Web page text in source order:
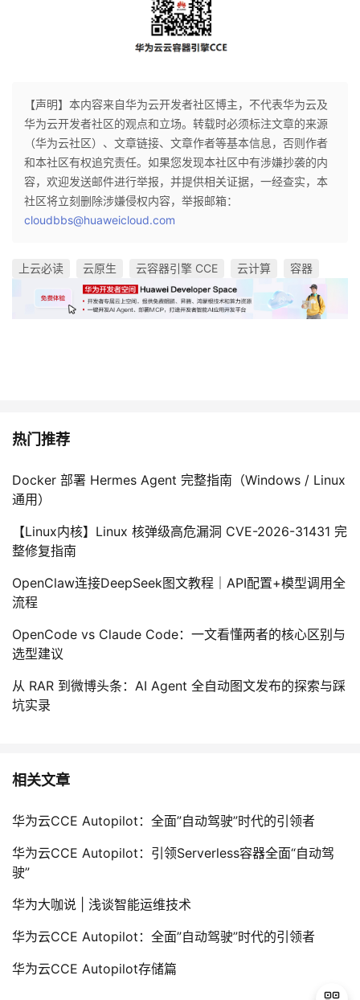
【声明】本内容来自华为云开发者社区博主，不代表华为云及
华为云开发者社区的观点和立场。转载时必须标注文章的来源
（华为云社区）、文章链接、文章作者等基本信息，否则作者
和本社区有权追究责任。如果您发现本社区中有涉嫌抄袭的内
容，欢迎发送邮件进行举报，并提供相关证据，一经查实，本
社区将立刻删除涉嫌侵权内容，举报邮箱：
cloudbbs@huaweicloud.com
上云必读 云原生 云容器引擎 CCE 云计算 容器
热门推荐
Docker 部署 Hermes Agent 完整指南（Windows / Linux
通用）
【Linux内核】Linux 核弹级高危漏洞 CVE-2026-31431 完
整修复指南
OpenClaw连接DeepSeek图文教程｜API配置+模型调用全
流程
OpenCode vs Claude Code：一文看懂两者的核心区别与
选型建议
从 RAR 到微博头条：AI Agent 全自动图文发布的探索与踩
坑实录
相关文章
华为云CCE Autopilot：全面”自动驾驶”时代的引领者
华为云CCE Autopilot：引领Serverless容器全面“自动驾
驶”
华为大咖说 | 浅谈智能运维技术
华为云CCE Autopilot：全面”自动驾驶”时代的引领者
华为云CCE Autopilot存储篇